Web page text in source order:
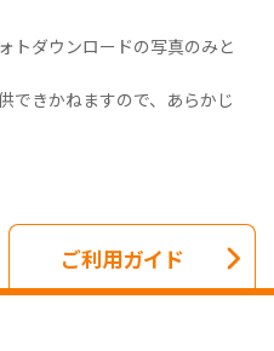
トダウンロードの写真のみと
できかねますので、あらかじ
ご利用ガイド